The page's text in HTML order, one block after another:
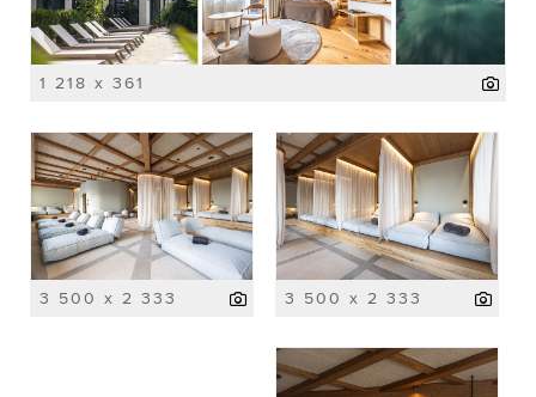
1 218 x 361
3 500 x 2 333 3 500 x 2 333